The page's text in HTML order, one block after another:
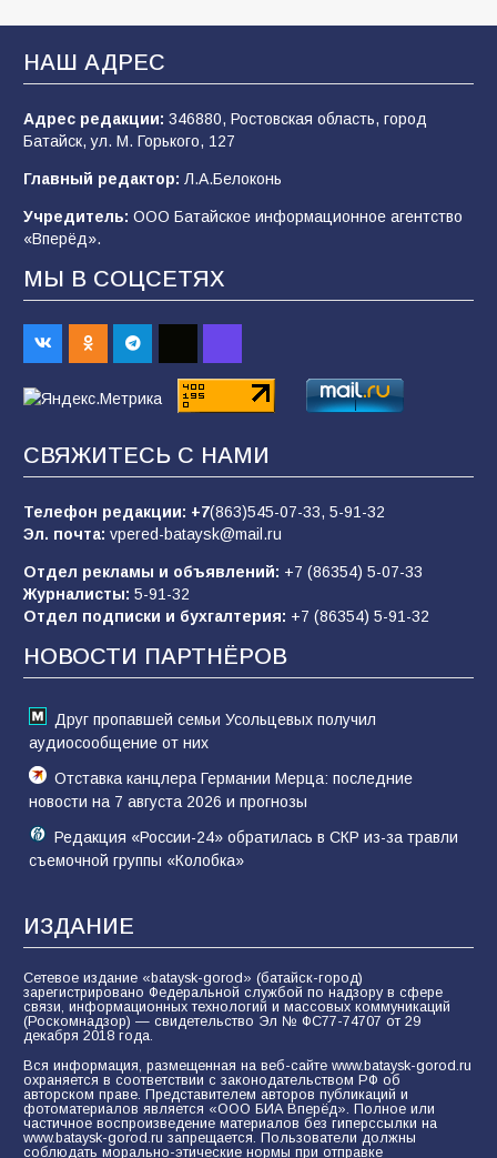
В Батайске продолжаются дорожные работы
100 04.08.2026
Будет ли мобилизация в России в 2026 году
после выборов: в Госдуме дали ответ
95 06.08.2026
«Пургу нести — не поля переходить»: почему
заявления о мобилизации — это
пропагандистский вброс
01.08.2026
«Слухами Москву не возьмёшь»: почему
отчаяние, а не разведка
81 02.08.2026
Морской квест в детском саду: как
воспитанники спасали Нептуна
74 01.08.2026
НАШ АДРЕС
Адрес редакции: 346880, Ростовская область, город
Батайск, ул. М. Горького, 127
Главный редактор: Л.А.Белоконь
Учредитель: ООО Батайское информационное агентство
«Вперёд».
МЫ В СОЦСЕТЯХ
СВЯЖИТЕСЬ С НАМИ
Телефон редакции: +7(863)545-07-33, 5-91-32
Эл. почта: vpered-bataysk@mail.ru
Отдел рекламы и объявлений: +7 (86354) 5-07-33
Журналисты: 5-91-32
Отдел подписки и бухгалтерия: +7 (86354) 5-91-32
НОВОСТИ ПАРТНЁРОВ
Друг пропавшей семьи Усольцевых получил
аудиосообщение от них
Отставка канцлера Германии Мерца: последние
новости на 7 августа 2026 и прогнозы
Редакция «России-24» обратилась в СКР из-за травли
съемочной группы «Колобка»
ИЗДАНИЕ
Сетевое издание «bataysk-gorod» (батайск-город)
зарегистрировано Федеральной службой по надзору в сфере
связи, информационных технологий и массовых коммуникаций
(Роскомнадзор) — свидетельство Эл № ФС77-74707 от 29
декабря 2018 года.
Вся информация, размещенная на веб-сайте www.bataysk-gorod.ru
охраняется в соответствии с законодательством РФ об
авторском праве. Представителем авторов публикаций и
фотоматериалов является «ООО БИА Вперёд». Полное или
частичное воспроизведение материалов без гиперссылки на
www.bataysk-gorod.ru запрещается. Пользователи должны
соблюдать морально-этические нормы при отправке